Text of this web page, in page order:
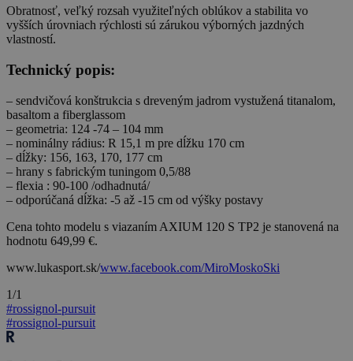
Obratnosť, veľký rozsah využiteľných oblúkov a stabilita vo
vyšších úrovniach rýchlosti sú zárukou výborných jazdných
vlastností.
Technický popis:
– sendvičová konštrukcia s dreveným jadrom vystužená titanalom,
basaltom a fiberglassom
– geometria: 124 -74 – 104 mm
– nominálny rádius: R 15,1 m pre dĺžku 170 cm
– dĺžky: 156, 163, 170, 177 cm
– hrany s fabrickým tuningom 0,5/88
– flexia : 90-100 /odhadnutá/
– odporúčaná dĺžka: -5 až -15 cm od výšky postavy
Cena tohto modelu s viazaním AXIUM 120 S TP2 je stanovená na
hodnotu 649,99 €.
www.lukasport.sk/www.facebook.com/MiroMoskoSki
1/1
#rossignol-pursuit
#rossignol-pursuit